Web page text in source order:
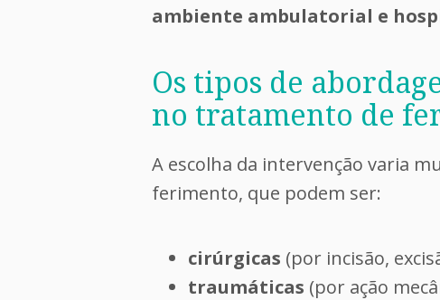
ambiente ambulatorial e
Os tipos de
no tratamento de
A escolha da intervenção varia
ferimento, que podem ser:
cirúrgicas (por incisão,
traumáticas (por ação